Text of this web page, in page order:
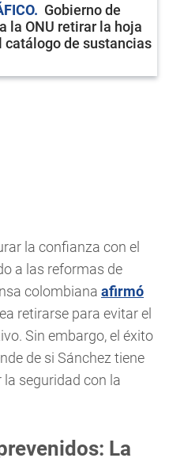
Gobierno de
la ONU retirar la hoja
catálogo de sustancias
la confianza con el
a las reformas de
colombiana afirmó
retirarse para evitar el
Sin embargo, el éxito
de si Sánchez tiene
seguridad con la
La